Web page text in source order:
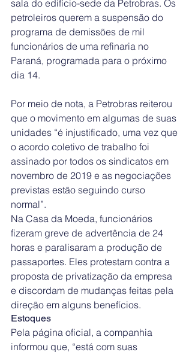
sala do edifício-sede da Petrobras. Os
petroleiros querem a suspensão do
programa de demissões de mil
funcionários de uma refinaria no
Paraná, programada para o próximo
dia 14.
Por meio de nota, a Petrobras reiterou
que o movimento em algumas de suas
unidades “é injustificado, uma vez que
o acordo coletivo de trabalho foi
assinado por todos os sindicatos em
novembro de 2019 e as negociações
previstas estão seguindo curso
normal”.
Na Casa da Moeda, funcionários
fizeram greve de advertência de 24
horas e paralisaram a produção de
passaportes. Eles protestam contra a
proposta de privatização da empresa
e discordam de mudanças feitas pela
direção em alguns benefícios.
Estoques
Pela página oficial, a companhia
informou que, “está com suas